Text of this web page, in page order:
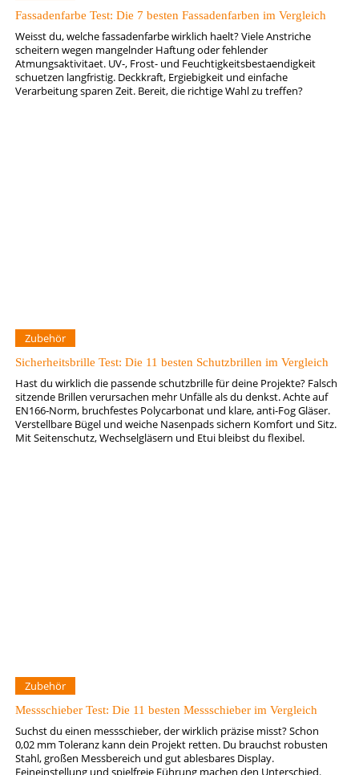
Fassadenfarbe Test: Die 7 besten Fassadenfarben im Vergleich
Weisst du, welche fassadenfarbe wirklich haelt? Viele Anstriche
scheitern wegen mangelnder Haftung oder fehlender
Atmungsaktivitaet. UV-, Frost- und Feuchtigkeitsbestaendigkeit
schuetzen langfristig. Deckkraft, Ergiebigkeit und einfache
Verarbeitung sparen Zeit. Bereit, die richtige Wahl zu treffen?
Zubehör
Sicherheitsbrille Test: Die 11 besten Schutzbrillen im Vergleich
Hast du wirklich die passende schutzbrille für deine Projekte? Falsch
sitzende Brillen verursachen mehr Unfälle als du denkst. Achte auf
EN166‑Norm, bruchfestes Polycarbonat und klare, anti-Fog Gläser.
Verstellbare Bügel und weiche Nasenpads sichern Komfort und Sitz.
Mit Seitenschutz, Wechselgläsern und Etui bleibst du flexibel.
Zubehör
Messschieber Test: Die 11 besten Messschieber im Vergleich
Suchst du einen messschieber, der wirklich präzise misst? Schon
0,02 mm Toleranz kann dein Projekt retten. Du brauchst robusten
Stahl, großen Messbereich und gut ablesbares Display.
Feineinstellung und spielfreie Führung machen den Unterschied.